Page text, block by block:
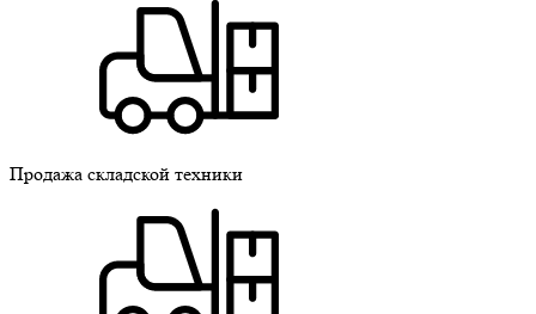
Продажа складской техники